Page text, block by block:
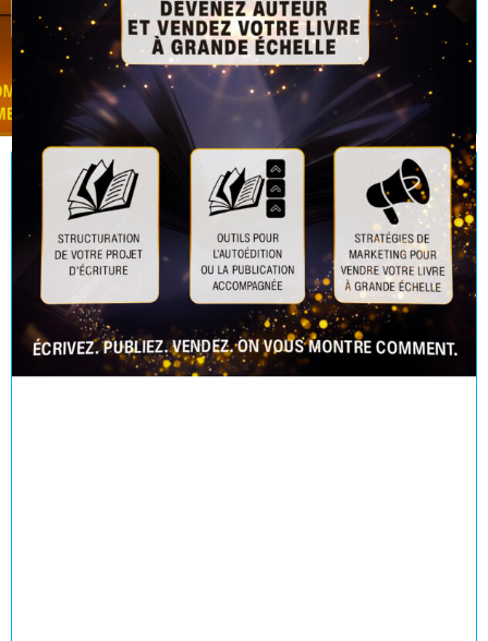
Réserver un rendez-vous
Devenez auteur et vendez votre livre à
grande échelle